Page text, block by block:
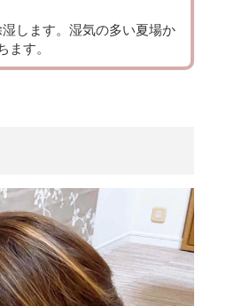
します。湿気の多い夏場か
ます。